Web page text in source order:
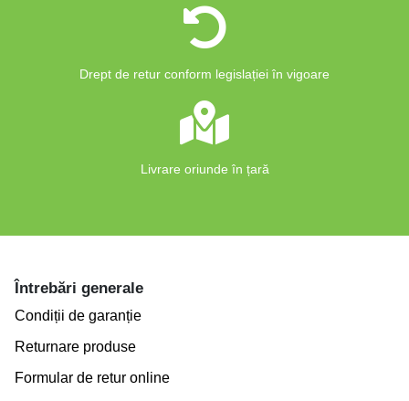
Drept de retur conform legislației în vigoare
Livrare oriunde în țară
Întrebări generale
Condiții de garanție
Returnare produse
Formular de retur online